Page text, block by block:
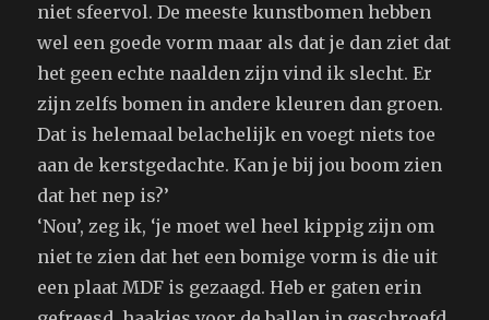
niet sfeervol. De meeste kunstbomen hebben
wel een goede vorm maar als dat je dan ziet dat
het geen echte naalden zijn vind ik slecht. Er
zijn zelfs bomen in andere kleuren dan groen.
Dat is helemaal belachelijk en voegt niets toe
aan de kerstgedachte. Kan je bij jou boom zien
dat het nep is?’
‘Nou’, zeg ik, ‘je moet wel heel kippig zijn om
niet te zien dat het een bomige vorm is die uit
een plaat MDF is gezaagd. Heb er gaten erin